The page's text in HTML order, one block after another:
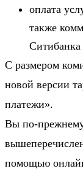
оплата
также
Ситибанка
С размером
новой версии
платежи».
Вы по-
помощью